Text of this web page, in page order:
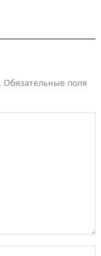
Обязательные поля